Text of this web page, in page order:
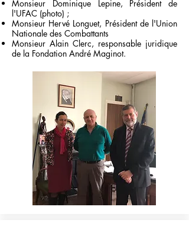
Monsieur Dominique Lepine, Président de
l'UFAC (photo) ;
Monsieur Hervé Longuet, Président de l'Union
Nationale des Combattants
Monsieur Alain Clerc, responsable juridique
de la Fondation André Maginot.